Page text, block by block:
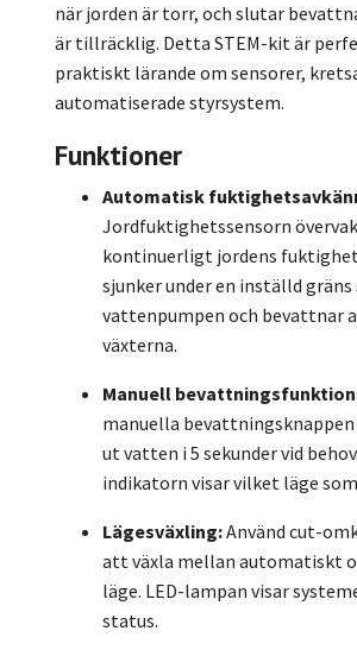
när jorden är torr, och slutar
är tillräcklig. Detta STEM-kit är
praktiskt lärande om sensorer,
automatiserade styrsystem.
Funktioner
Automatisk
Jordfuktighetssensorn
kontinuerligt jordens
sjunker under en inställd
vattenpumpen och bevattnar
växterna.
Manuell
manuella
ut vatten i 5 sekunder vid
indikatorn visar vilket läge
Lägesväxling:Använd cut-
att växla mellan automatiskt
läge. LED-lampan visar
status.